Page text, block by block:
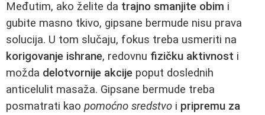
Međutim, ako želite da trajno smanjite obim i
gubite masno tkivo, gipsane bermude nisu prava
solucija. U tom slučaju, fokus treba usmeriti na
korigovanje ishrane, redovnu fizičku aktivnost i
možda delotvornije akcije poput doslednih
anticelulit masaža. Gipsane bermude treba
posmatrati kao pomoćno sredstvo i pripremu za